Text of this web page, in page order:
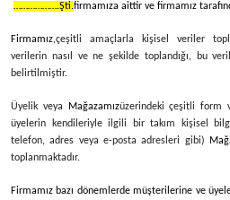
……………….Şti.firmamıza aittir ve firmamız
Firmamız,çeşitli amaçlarla kişisel veriler
verilerin nasıl ve ne şekilde toplandığı, bu
belirtilmiştir.
Üyelik veya Mağazamızüzerindeki çeşitli form
üyelerin kendileriyle ilgili bir takım kişisel
telefon, adres veya e-posta adresleri gibi)
toplanmaktadır.
Firmamız bazı dönemlerde müşterilerine ve